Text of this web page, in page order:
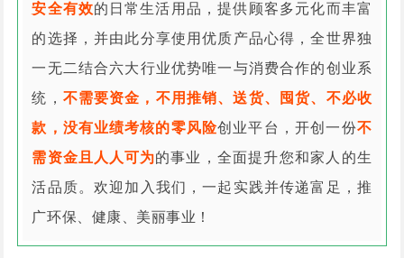
安全有效的日常生活用品，提供顾客多元化而丰富
的选择，并由此分享使用优质产品心得，全世界独
一无二结合六大行业优势唯一与消费合作的创业系
统， 不需要资金，不用推销、送货、囤货、不必收
款，没有业绩考核的零风险创业平台，开创一份不
需资金且人人可为的事业，全面提升您和家人的生
活品质。欢迎加入我们，一起实践并传递富足，推
广环保、健康、美丽事业！